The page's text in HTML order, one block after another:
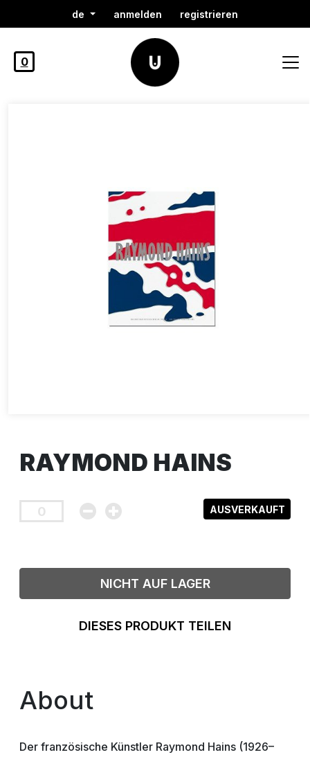
de anmelden registrieren
0
RAYMOND HAINS
AUSVERKAUFT
NICHT AUF LAGER
DIESES PRODUKT TEILEN
About
Der französische Künstler Raymond Hains (1926–